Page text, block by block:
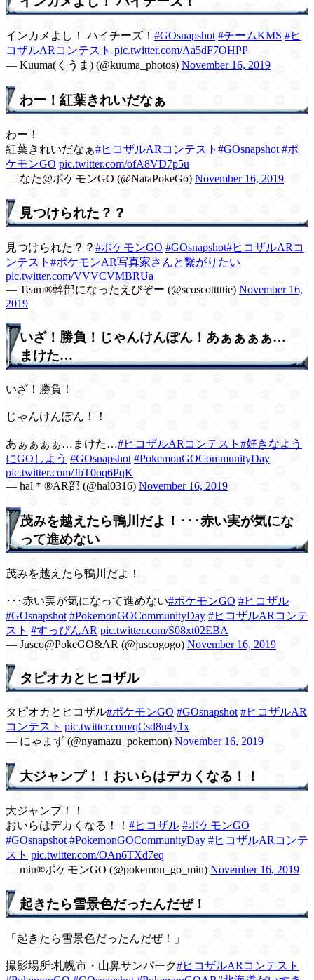
インカメよし！ ハイチーズ！ #GOsnapshot #チームKMS #ヒ
コザルARコンテスト pic.twitter.com/Aa5dF7OHPP
— Kuuma(くうま) (@kuuma_photos) November 16, 2019
わー！紅葉きれいだなぁ
わー！
紅葉きれいだなぁ#ヒコザルARコンテスト #GOsnapshot #ポ
ケモンGO pic.twitter.com/ofA8VD7p5u
— なた@ポケモンGO (@NataPokeGo) November 16, 2019
見つけられた？？
見つけられた？？ #ポケモンGO #GOsnapshot#ヒコザルARコ
ンテスト #ポケモンAR写真家さんと繋がりたい
pic.twitter.com/VVVCVMBRUa
— Team®幹部になったえびぞー (@scoscotttttie) November 16,
2019
いざ！勝負！じゃんけんぽん！あぁぁぁぁ…
まけた…
いざ！勝負！
じゃんけんぽん！！
あぁぁぁぁ…まけた…#ヒコザルARコンテスト #好きなよう
にGOしよう #GOsnapshot #PokemonGOCommunityDay
pic.twitter.com/JbT0oq6PqK
— hal＊®️AR部 (@hal0316) November 16, 2019
茂みを越えたら鴨川だよ！･･･赤い実が気にな
って進めない
茂みを越えたら鴨川だよ！
･･･赤い実が気になって進めない#ポケモンGO #ヒコザル
#GOsnapshot #PokemonGOCommunityDay #ヒコザルARコンテ
スト #すっぴんAR pic.twitter.com/S08xt02EBA
— Jusco@PokeGO&AR (@juscogogo) November 16, 2019
タピオカとヒコザル
タピオカとヒコザル#ポケモンGO #GOsnapshot #ヒコザルAR
コンテスト pic.twitter.com/qCsd8n4y1x
— にゃまず (@nyamazu_pokemon) November 16, 2019
大ジャンプ！！おいらはデカくなる！！
大ジャンプ！！
おいらはデカくなる！！ #ヒコザル #ポケモンGO
#GOsnapshot #PokemonGOCommunityDay #ヒコザルARコンテ
スト pic.twitter.com/OAn6TXd7eq
— miu®️ポケモンGO (@pokemon_go_miu) November 16, 2019
起きたら雪景色だったんだぜ！
「起きたら雪景色だったんだぜ！」
撮影場所:札幌市・山鼻サンパーク#ヒコザルARコンテスト